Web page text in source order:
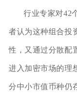
行业专家对42
者认为这种组合投
性，又通过分散配
进入加密市场的理
分中小市值币种仍